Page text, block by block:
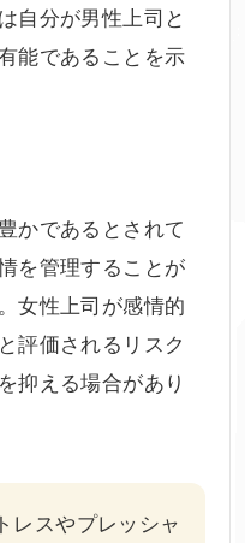
自分が男性上司と
能であることを示
かであるとされて
を管理することが
女性上司が感情的
評価されるリスク
抑える場合があり
レスやプレッシャ